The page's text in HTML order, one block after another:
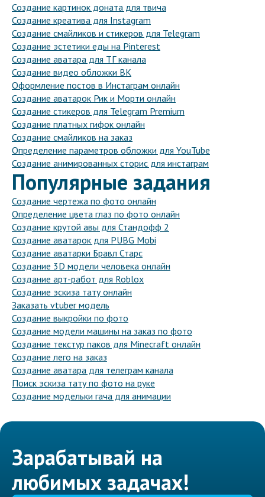
Создание картинок доната для твича
Создание креатива для Instagram
Создание смайликов и стикеров для Telegram
Создание эстетики еды на Pinterest
Создание аватара для ТГ канала
Создание видео обложки ВК
Оформление постов в Инстаграм онлайн
Создание аватарок Рик и Морти онлайн
Создание стикеров для Telegram Premium
Создание платных гифок онлайн
Создание смайликов на заказ
Определение параметров обложки для YouTube
Создание анимированных сторис для инстаграм
Популярные задания
Создание чертежа по фото онлайн
Определение цвета глаз по фото онлайн
Создание крутой авы для Стандофф 2
Создание аватарок для PUBG Mobi
Создание аватарки Бравл Старс
Создание 3D модели человека онлайн
Создание арт-работ для Roblox
Создание эскиза тату онлайн
Заказать vtuber модель
Создание выкройки по фото
Создание модели машины на заказ по фото
Создание текстур паков для Minecraft онлайн
Создание лего на заказ
Создание аватара для телеграм канала
Поиск эскиза тату по фото на руке
Создание модельки гача для анимации
Зарабатывай на
любимых задачах!